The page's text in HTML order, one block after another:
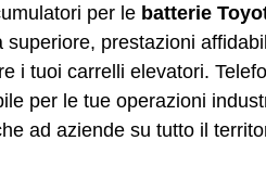
per le batterie
prestazioni
i tuoi carrelli elevatori.
per le tue operazioni
ad aziende su tutto il